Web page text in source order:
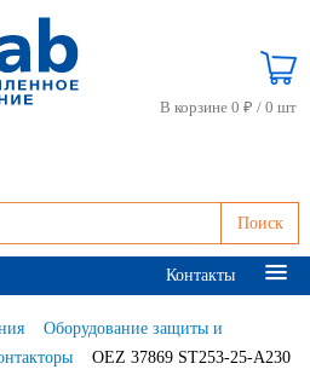
Поиск
В корзине 0 ₽ / 0 шт
Контакты
Оборудование защиты и
OEZ 37869 ST253-25-A230